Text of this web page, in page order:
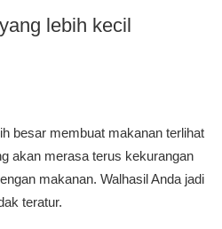
lebih kecil
besar membuat makanan terlihat
akan merasa terus kekurangan
makanan. Walhasil Anda jadi
teratur.